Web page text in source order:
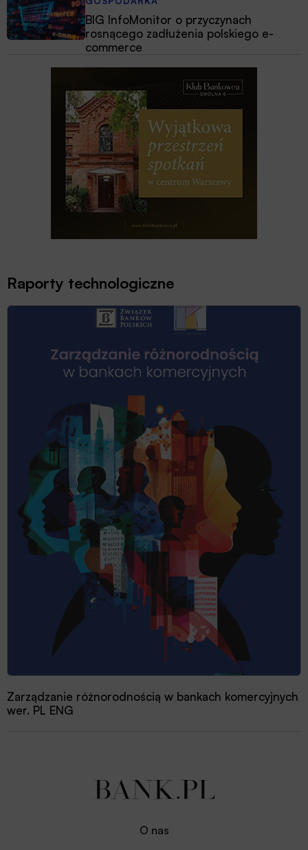
BIG InfoMonitor o przyczynach
rosnącego zadłużenia polskiego e-
commerce
Raporty technologiczne
Zarządzanie różnorodnością w bankach komercyjnych
wer. PL ENG
O nas